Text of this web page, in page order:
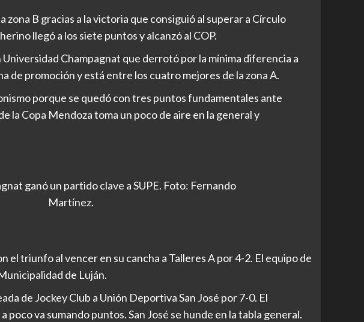
zona B gracias a la victoria que consiguió al superar a Círculo
llegó a los siete puntos y alcanzó al COP.
Champagnat que derrotó por la mínima diferencia a
de promoción y está entre los cuatro mejores de la zona A.
porque se quedó con tres puntos fundamentales ante
la Copa Mendoza toma un poco de aire en la general y
ganó un partido clave a SUPE. Foto: Fernando
Martínez.
el triunfo al vencer en su cancha a Talleres A por 4-2. El equipo de
de Luján.
de Jockey Club a Unión Deportiva San José por 7-0. El
poco va sumando puntos. San José se hunde en la tabla general.